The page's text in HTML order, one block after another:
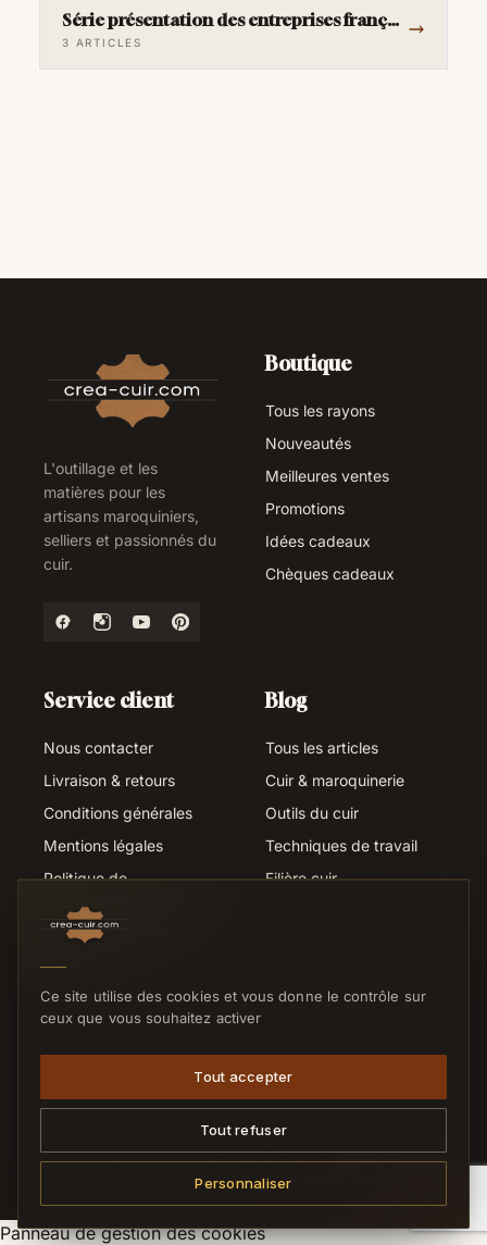
Série présentation des entreprises françaises
3 ARTICLES
L'outillage et les
matières pour les
artisans maroquiniers,
selliers et passionnés du
cuir.
Boutique
Tous les rayons
Nouveautés
Meilleures ventes
Promotions
Idées cadeaux
Chèques cadeaux
Service client
Nous contacter
Livraison & retours
Conditions générales
Mentions légales
Politique de
Suivi de commande
Liens utiles
Blog
Tous les articles
Cuir & maroquinerie
Outils du cuir
Techniques de travail
Filière cuir
© 2026 Crea-Cuir.com — Tous droits réservés.
Panneau de gestion des cookies
Ce site utilise des cookies et vous donne le contrôle sur
ceux que vous souhaitez activer
Tout accepter
Tout refuser
Personnaliser